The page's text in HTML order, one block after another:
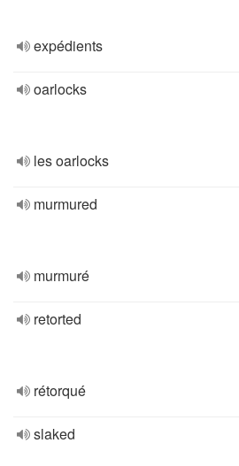
expédients
oarlocks
les oarlocks
murmured
murmuré
retorted
rétorqué
slaked